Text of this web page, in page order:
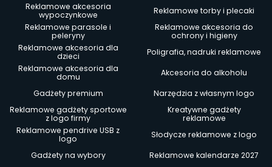
Reklamowe akcesoria
wypoczynkowe
Reklamowe torby i plecaki
Reklamowe parasole i
peleryny
Reklamowe akcesoria do
ochrony i higieny
Reklamowe akcesoria dla
dzieci
Poligrafia, nadruki reklamowe
Reklamowe akcesoria dla
domu
Akcesoria do alkoholu
Gadżety premium
Narzędzia z własnym logo
Reklamowe gadżety sportowe
z logo firmy
Kreatywne gadżety
reklamowe
Reklamowe pendrive USB z
logo
Słodycze reklamowe z logo
Gadżety na wybory
Reklamowe kalendarze 2027